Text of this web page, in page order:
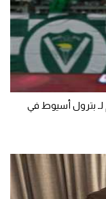
لـ بترول أسيوط في